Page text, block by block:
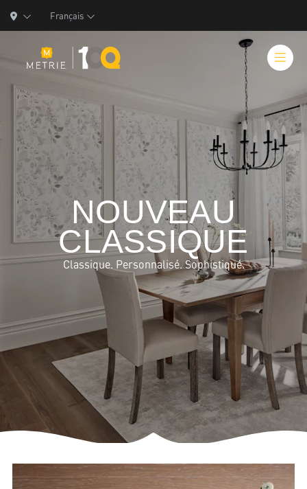
Français
Produits
Solutions de produits
Fabrication
Ressources
Qui nous sommes
Français
NOUVEAU
CLASSIQUE
Classique. Personnalisé. Sophistiqué.